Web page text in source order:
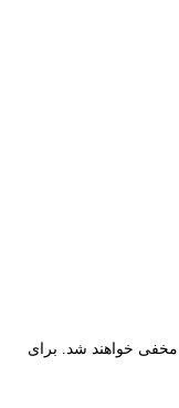
مخفی خواهند شد. برای